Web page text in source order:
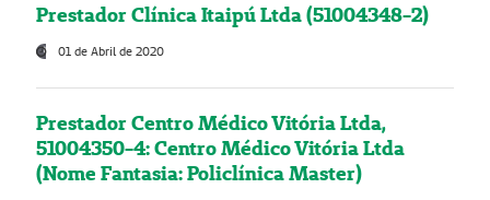
Prestador Clínica Itaipú Ltda (51004348-2)
01 de Abril de 2020
Prestador Centro Médico Vitória Ltda,
51004350-4: Centro Médico Vitória Ltda
(Nome Fantasia: Policlínica Master)